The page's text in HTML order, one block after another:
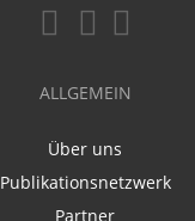
ALLGEMEIN
Über uns
Publikationsnetzwerk
Partner